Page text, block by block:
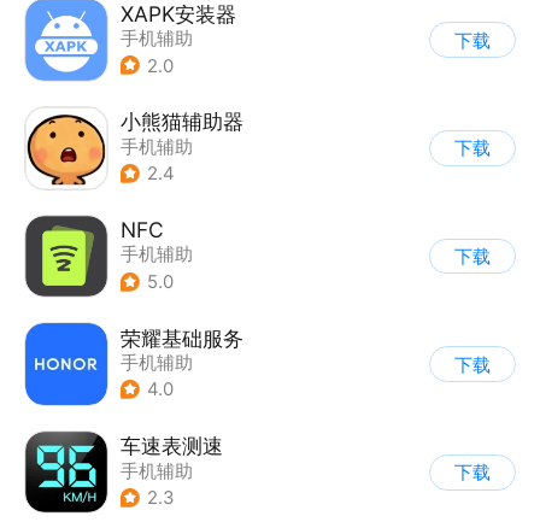
XAPK安装器
手机辅助
2.0
下载
小熊猫辅助器
手机辅助
2.4
下载
NFC
手机辅助
5.0
下载
荣耀基础服务
手机辅助
4.0
下载
车速表测速
手机辅助
2.3
下载